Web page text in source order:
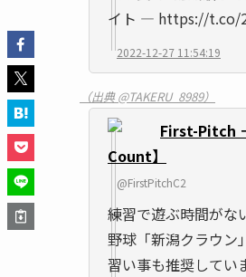
イト ― https://t.co/
2022-12-27 11:54:19
（出典 @TAKERU_8989）
First-Pitch
Count】
@FirstPitchC2
練習で遊ぶ時間が
野球「新潟クラウン
習い事も推奨してい